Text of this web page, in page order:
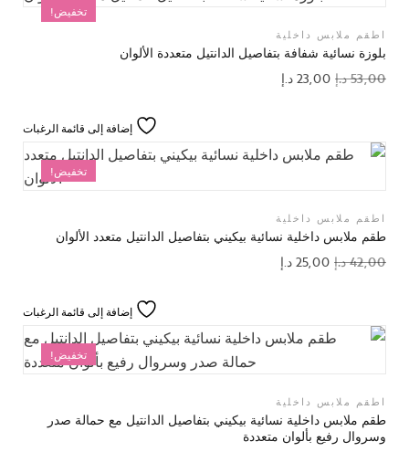
تخفيض!
اطقم ملابس داخلية
بلوزة نسائية شفافة بتفاصيل الدانتيل متعددة الألوان
53,00د.إ 23,00د.إ
إضافة إلى قائمة الرغبات
تخفيض!
اطقم ملابس داخلية
طقم ملابس داخلية نسائية بيكيني بتفاصيل الدانتيل متعدد الألوان
42,00د.إ 25,00د.إ
إضافة إلى قائمة الرغبات
تخفيض!
اطقم ملابس داخلية
طقم ملابس داخلية نسائية بيكيني بتفاصيل الدانتيل مع حمالة صدر
وسروال رفيع بألوان متعددة